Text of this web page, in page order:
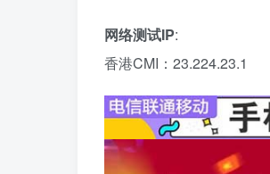
网络测试IP:
香港CMI：23.224.23.1